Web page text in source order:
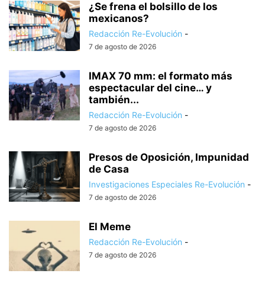
¿Se frena el bolsillo de los
mexicanos?
Redacción Re-Evolución -
7 de agosto de 2026
IMAX 70 mm: el formato más
espectacular del cine… y
también...
Redacción Re-Evolución -
7 de agosto de 2026
Presos de Oposición, Impunidad
de Casa
Investigaciones Especiales Re-Evolución -
7 de agosto de 2026
El Meme
Redacción Re-Evolución -
7 de agosto de 2026